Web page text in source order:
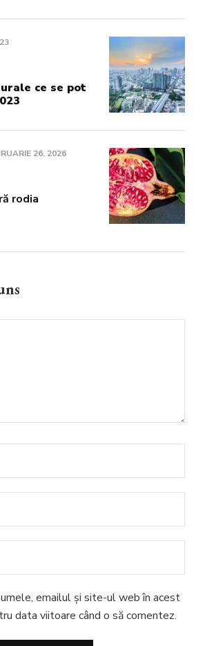
ce se pot
26, 2026
rodia
emailul și site-ul web în acest
data viitoare când o să comentez.